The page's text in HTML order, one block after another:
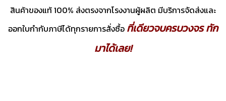
สินค้าของแท้ 100% ส่งตรงจากโรงงานผู้ผลิต มีบริการจัดส่งและ
ออกใบกำกับภาษีได้ทุกรายการสั่งซื้อ ที่เดียวจบครบวงจร ทัก
มาได้เลย!